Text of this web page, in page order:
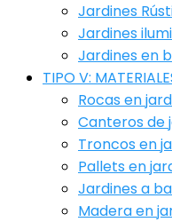
Jardines
Jardines
Jardines en
TIPO V:
Rocas en
Canteros de
Troncos en
Pallets en
Jardines a
Madera en